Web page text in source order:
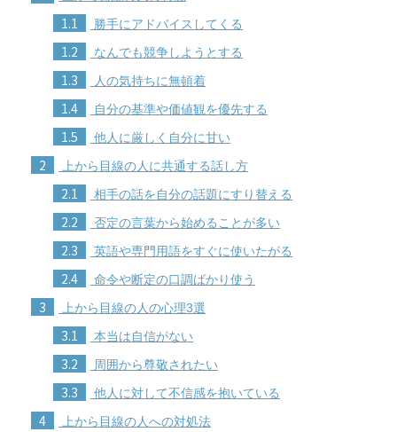
1.1 勝手にアドバイスしてくる
1.2 なんでも競争しようとする
1.3 人の気持ちに無頓着
1.4 自分の基準や価値観を優先する
1.5 他人に厳しく自分に甘い
2 上から目線の人に共通する話し方
2.1 相手の話を自分の話題にすり替える
2.2 否定の言葉から始めることが多い
2.3 英語や専門用語をすぐに使いたがる
2.4 命令や断定の口調ばかり使う
3 上から目線の人の心理3選
3.1 本当は自信がない
3.2 周囲から尊敬されたい
3.3 他人に対して不信感を抱いている
4 上から目線の人への対処法